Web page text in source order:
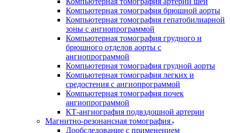
Компьютерная томография брюшной аорты
Компьютерная томография гепатобилиарной
зоны с ангиопрограммой
Компьютерная томография грудного и
брюшного отделов аорты с
ангиопрограммой
Компьютерная томография грудной аорты
Компьютерная томография легких и
средостения с ангиопрограммой
Компьютерная томография почек
ангиопрограммой
КТ-ангиография подвздошной артерии
Магнитно-резонансная томография
Дообследование с применением